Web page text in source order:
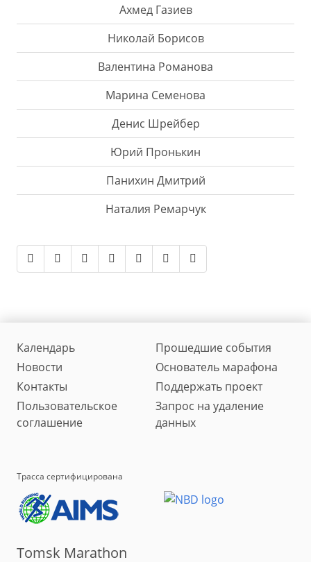
Aхмед Газиев
Николай Борисов
Валентина Романова
Марина Семенова
Денис Шрейбер
Юрий Пронькин
Панихин Дмитрий
Наталия Ремарчук
Календарь
Прошедшие события
Новости
Основатель марафона
Контакты
Поддержать проект
Пользовательское
соглашение
Запрос на удаление
данных
Трасса сертифицирована
Tomsk Marathon